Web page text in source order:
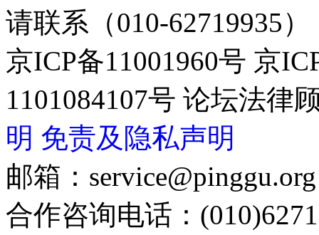
请联系（010-62719935）
京ICP备11001960号 京
1101084107号 论坛法律
明 免责及隐私声明
邮箱：service@pinggu.org
合作咨询电话：